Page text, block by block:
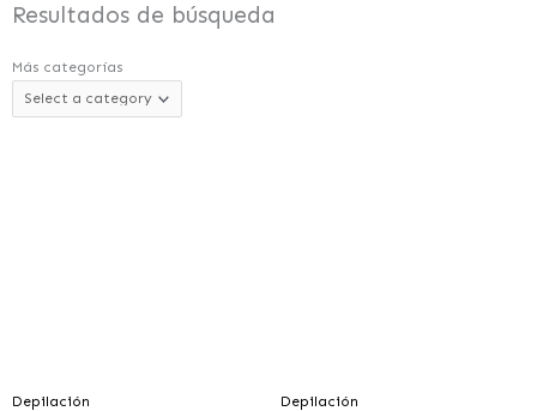
Resultados de búsqueda
Más categorías
Depilación Depilación